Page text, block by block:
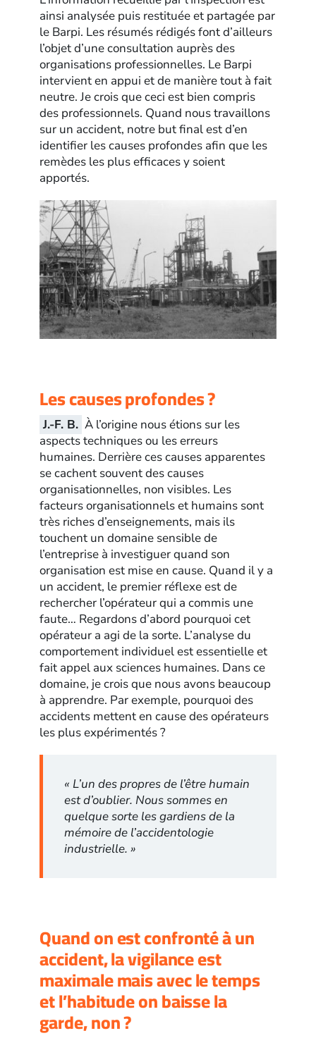
ainsi analysée puis restituée et partagée par
le Barpi. Les résumés rédigés font d’ailleurs
l’objet d’une consultation auprès des
organisations professionnelles. Le Barpi
intervient en appui et de manière tout à fait
neutre. Je crois que ceci est bien compris
des professionnels. Quand nous travaillons
sur un accident, notre but final est d’en
identifier les causes profondes afin que les
remèdes les plus efficaces y soient
apportés.
Les causes profondes ?
J.-F. B. À l’origine nous étions sur les
aspects techniques ou les erreurs
humaines. Derrière ces causes apparentes
se cachent souvent des causes
organisationnelles, non visibles. Les
facteurs organisationnels et humains sont
très riches d’enseignements, mais ils
touchent un domaine sensible de
l’entreprise à investiguer quand son
organisation est mise en cause. Quand il y a
un accident, le premier réflexe est de
rechercher l’opérateur qui a commis une
faute… Regardons d’abord pourquoi cet
opérateur a agi de la sorte. L’analyse du
comportement individuel est essentielle et
fait appel aux sciences humaines. Dans ce
domaine, je crois que nous avons beaucoup
à apprendre. Par exemple, pourquoi des
accidents mettent en cause des opérateurs
les plus expérimentés ?
« L’un des propres de l’être humain
est d’oublier. Nous sommes en
quelque sorte les gardiens de la
mémoire de l’accidentologie
industrielle. »
Quand on est confronté à un
accident, la vigilance est
maximale mais avec le temps
et l’habitude on baisse la
garde, non ?